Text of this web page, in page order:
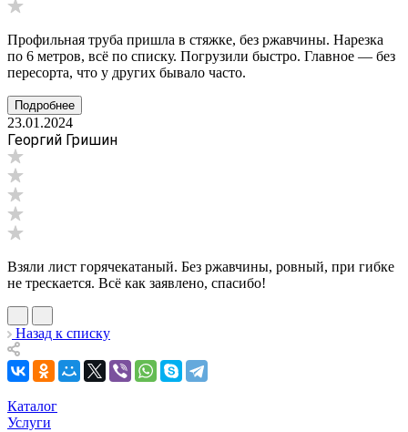
Профильная труба пришла в стяжке, без ржавчины. Нарезка
по 6 метров, всё по списку. Погрузили быстро. Главное — без
пересорта, что у других бывало часто.
Подробнее
23.01.2024
Георгий Гришин
Взяли лист горячекатаный. Без ржавчины, ровный, при гибке
не трескается. Всё как заявлено, спасибо!
Назад к списку
Каталог
Услуги